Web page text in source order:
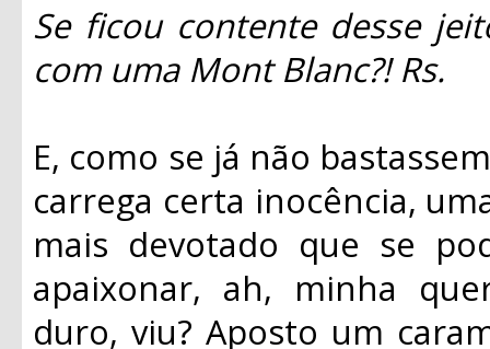
Se ficou contente desse
com uma Mont Blanc?! Rs.
E, como se já não
carrega certa inocência,
mais devotado que se
apaixonar, ah, minha
duro, viu? Aposto um